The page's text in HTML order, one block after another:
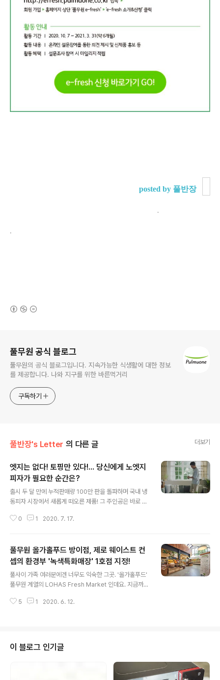
posted by 풀반장
.
.
풀무원 공식 블로그
풀무원의 공식 블로그입니다. 지속가능한 식생활에 대한 정보
를 제공합니다. 나와 지구를 위한 바른먹거리
구독하기
풀반장's Letter 의 다른 글 더보기
엣지는 없다! 토핑만 있다!... 당신에게 노엣지
피자가 필요한 순간은?
출시 두 달 만에 누적판매량 100만 판을 돌파하며 국내 냉
동피자 시장에서 새롭게 떠오른 제품! 그 주인공은 바로 풀
러서 혹은 맛이 없어서 도우의 끝부분을 남긴 적 있으시죠
요. 한마디로 엣지는 없고 토핑만 있는 새로운 피자라는 말
씀! 역시 잘나가는 인기 제품의 비결은 기존의 틀을 깬 특별
함었군요!! 이렇게 새로운 피자를 보다 많은 분들에게 소개
하고자 노엣지피자 영상 두 편을 준비했는데요. 귀여운 반
그동안 받기만 하던 아들이 아빠를 위해 피자를 남겨놨나
0 1 2020. 7. 17.
풀무원 올가홀푸드 방이점, 제로 웨이스트 컨
셉의 환경부 '녹색특화매장' 1호점 지정!
풀사이 가족 여러분에겐 너무도 익숙한 그곳. '올가홀푸드'
풀무원 계열의 LOHAS Fresh Market 인데요. 지금까지
통사 최초로 환경부에서 주관하는 녹색특화매장 1호점에
최소화한 매장을 말한답니다~. 이를 위해 올가 방이점에서
소비자들이 친환경 소비를 직접 체험하고 참여할 수 있도
록 제로 웨이스트(Zero Waste) 컨셉에 맞춰 부분 리모델
링을 했지요. 과연 어떻게 바뀌었을까요? +_+ 바료 요렇
5 1 2020. 6. 12.
이 블로그 인기글